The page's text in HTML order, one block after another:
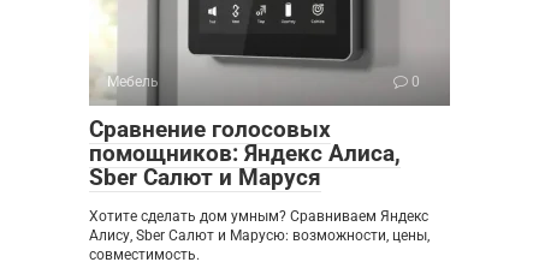
Мебель 0
Сравнение голосовых
помощников: Яндекс Алиса,
Sber Салют и Маруся
Хотите сделать дом умным? Сравниваем Яндекс
Алису, Sber Салют и Марусю: возможности, цены,
совместимость.